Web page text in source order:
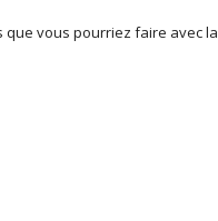
que vous pourriez faire avec la